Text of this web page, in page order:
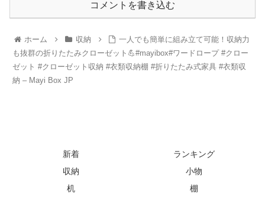
コメントを書き込む
ホーム 収納
一人でも簡単に組み立て可能！収納力
も抜群の折りたたみクローゼット💪#mayibox#ワードロープ #クロー
ゼット #クローゼット収納 #衣類収納棚 #折りたたみ式家具 #衣類収
納 – Mayi Box JP
新着
ランキング
収納
小物
机
棚